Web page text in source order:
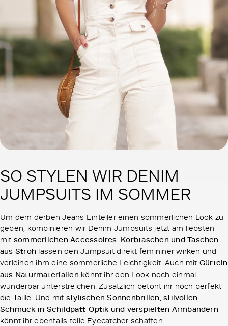
SO STYLEN WIR DENIM
JUMPSUITS IM SOMMER
Um dem derben Jeans Einteiler einen sommerlichen Look zu
geben, kombinieren wir Denim Jumpsuits jetzt am liebsten
mit sommerlichen Accessoires Korbtaschen und Taschen
aus Stroh lassen den Jumpsuit direkt femininer wirken und
verleihen ihm eine sommerliche Leichtigkeit. Auch mit Gürteln
aus Naturmaterialien könnt ihr den Look noch einmal
wunderbar unterstreichen. Zusätzlich betont ihr noch perfekt
die Taille. Und mit stylischen Sonnenbrillen, stilvollen
Schmuck in Schildpatt-Optik und verspielten Armbändern
könnt ihr ebenfalls tolle Eyecatcher schaffen.